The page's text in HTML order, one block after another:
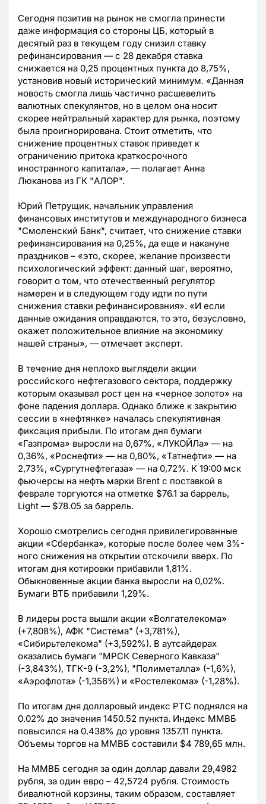
Сегодня позитив на рынок не смогла принести
даже информация со стороны ЦБ, который в
десятый раз в текущем году снизил ставку
рефинансирования — с 28 декабря ставка
снижается на 0,25 процентных пункта до 8,75%,
установив новый исторический минимум. «Данная
новость смогла лишь частично расшевелить
валютных спекулянтов, но в целом она носит
скорее нейтральный характер для рынка, поэтому
была проигнорирована. Стоит отметить, что
снижение процентных ставок приведет к
ограничению притока краткосрочного
иностранного капитала», — полагает Анна
Люканова из ГК "АЛОР".
Юрий Петрущик, начальник управления
финансовых институтов и международного бизнеса
"Смоленский Банк", считает, что снижение ставки
рефинансирования на 0,25%, да еще и накануне
праздников – «это, скорее, желание произвести
психологический эффект: данный шаг, вероятно,
говорит о том, что отечественный регулятор
намерен и в следующем году идти по пути
снижения ставки рефинансирования». «И если
данные ожидания оправдаются, то это, безусловно,
окажет положительное влияние на экономику
нашей страны», — отмечает эксперт.
В течение дня неплохо выглядели акции
российского нефтегазового сектора, поддержку
которым оказывал рост цен на «черное золото» на
фоне падения доллара. Однако ближе к закрытию
сессии в «нефтянке» началась спекулятивная
фиксация прибыли. По итогам дня бумаги
«Газпрома» выросли на 0,67%, «ЛУКОЙЛа» — на
0,36%, «Роснефти» — на 0,80%, «Татнефти» — на
2,73%, «Сургутнефтегаза» — на 0,72%. К 19:00 мск
фьючерсы на нефть марки Brent с поставкой в
феврале торгуются на отметке $76.1 за баррель,
Light — $78.05 за баррель.
Хорошо смотрелись сегодня привилегированные
акции «Сбербанка», которые после более чем 3%-
ного снижения на открытии отскочили вверх. По
итогам дня котировки прибавили 1,81%.
Обыкновенные акции банка выросли на 0,02%.
Бумаги ВТБ прибавили 1,29%.
В лидеры роста вышли акции «Волгателекома»
(+7,808%), АФК "Система" (+3,781%),
«Сибирьтелекома" (+3,592%). В аутсайдерах
оказались бумаги "МРСК Северного Кавказа"
(-3,843%), ТГК-9 (-3,2%), "Полиметалла» (-1,6%),
«Аэрофлота» (-1,356%) и «Ростелекома» (-1,28%).
По итогам дня долларовый индекс РТС поднялся на
0.02% до значения 1450.52 пункта. Индекс ММВБ
повысился на 0.438% до уровня 1357.11 пункта.
Объемы торгов на ММВБ составили $4 789,65 млн.
На ММВБ сегодня за один доллар давали 29,4982
рубля, за один евро – 42,5724 рубля. Стоимость
бивалютной корзины, таким образом, составляет